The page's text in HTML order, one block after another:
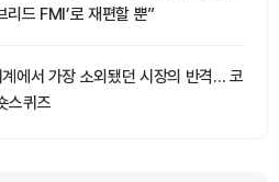
리드 FMI’로 재편할 뿐”
에서 가장 소외됐던 시장의 반격… 코
스퀴즈